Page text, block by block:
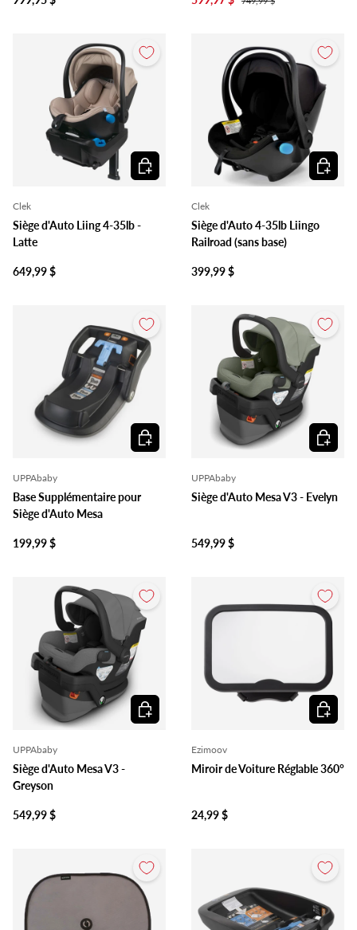
Clek
Siège d'Auto Liing 4-35lb -
Latte
649,99 $
Ajouter au panier
Clek
Siège d'Auto 4-35lb Liingo
Railroad (sans base)
399,99 $
Ajouter
UPPAbaby
Base Supplémentaire pour
Siège d'Auto Mesa
199,99 $
Ajouter au panier
UPPAbaby
Siège d'Auto Mesa V3 - Evelyn
549,99 $
Ajouter
UPPAbaby
Siège d'Auto Mesa V3 -
Greyson
549,99 $
Ajouter au panier
Ezimoov
Miroir de Voiture Réglable 360°
24,99 $
Ajouter